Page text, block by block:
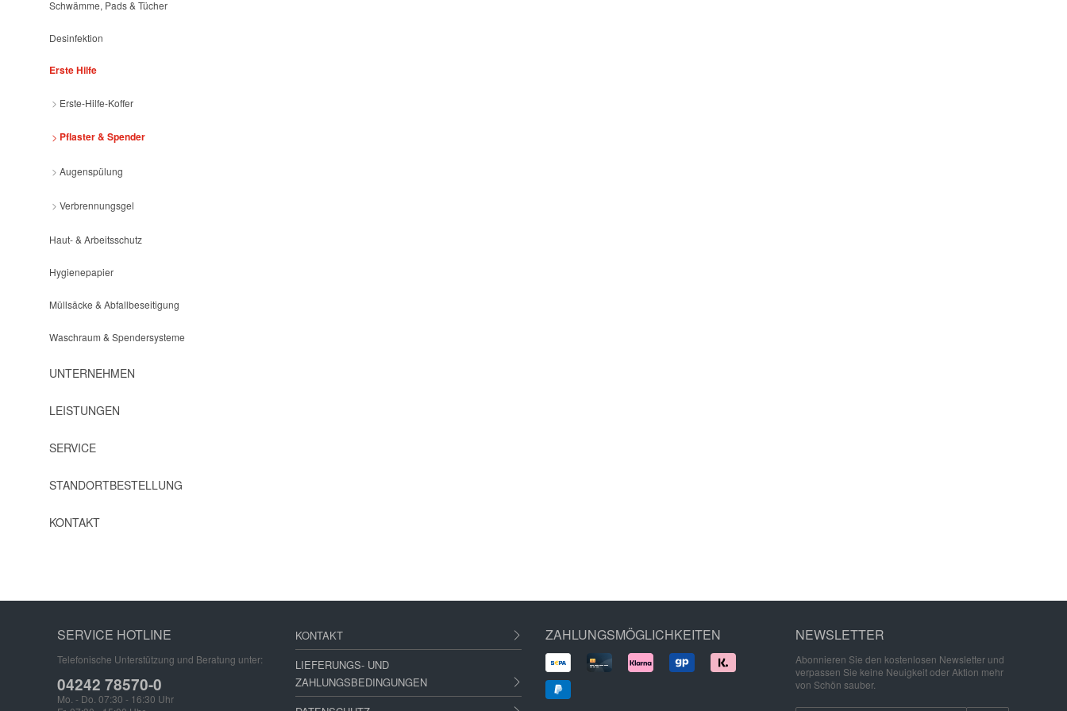
Schwämme, Pads & Tücher
Desinfektion
Erste Hilfe
Erste-Hilfe-Koffer
Pflaster & Spender
Augenspülung
Verbrennungsgel
Haut- & Arbeitsschutz
Hygienepapier
Müllsäcke & Abfallbeseitigung
Waschraum & Spendersysteme
UNTERNEHMEN
LEISTUNGEN
SERVICE
STANDORTBESTELLUNG
KONTAKT
SERVICE HOTLINE
Telefonische Unterstützung und Beratung unter:
04242 78570-0
Mo. - Do. 07:30 - 16:30 Uhr
KONTAKT
LIEFERUNGS- UND
ZAHLUNGSBEDINGUNGEN
ZAHLUNGSMÖGLICHKEITEN NEWSLETTER
Abonnieren Sie den kostenlosen Newsletter und
verpassen Sie keine Neuigkeit oder Aktion mehr
von Schön sauber.